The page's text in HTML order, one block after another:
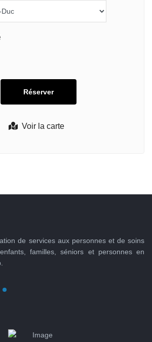
Voir la carte
de services aux personnes et de soins
familles, séniors et personnes en